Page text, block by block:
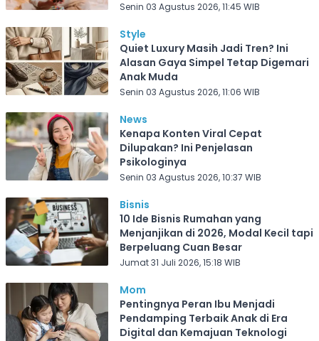
Senin 03 Agustus 2026, 11:45 WIB
Style
Quiet Luxury Masih Jadi Tren? Ini
Alasan Gaya Simpel Tetap Digemari
Anak Muda
Senin 03 Agustus 2026, 11:06 WIB
News
Kenapa Konten Viral Cepat
Dilupakan? Ini Penjelasan
Psikologinya
Senin 03 Agustus 2026, 10:37 WIB
Bisnis
10 Ide Bisnis Rumahan yang
Menjanjikan di 2026, Modal Kecil tapi
Berpeluang Cuan Besar
Jumat 31 Juli 2026, 15:18 WIB
Mom
Pentingnya Peran Ibu Menjadi
Pendamping Terbaik Anak di Era
Digital dan Kemajuan Teknologi